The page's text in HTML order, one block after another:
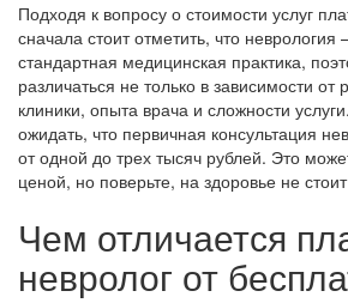
Подходя к вопросу о стоимости услуг
сначала стоит отметить, что
стандартная медицинская практика,
различаться не только в зависимости от
клиники, опыта врача и сложности
ожидать, что первичная консультация
от одной до трех тысяч рублей. Это
ценой, но поверьте, на здоровье не
Чем отличается
невролог от